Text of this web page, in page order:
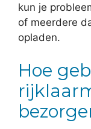
kun je
of meerdere
opladen.
Hoe